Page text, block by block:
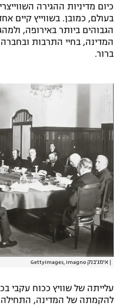
כיום מדיניות ההגירה
בעולם, כמובן. בשווייץ קיים
הגבוהים ביותר באירופה,
המדינה, בחיי התרבות
ברור.
אימג'בנק GettyImages, Imagno
עלייתה של שוויץ ככוח עקבי
להקמתה של המדינה, התחילה